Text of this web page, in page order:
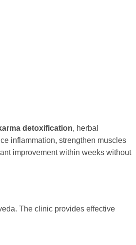
detoxification, herbal
inflammation, strengthen muscles
improvement within weeks without
The clinic provides effective